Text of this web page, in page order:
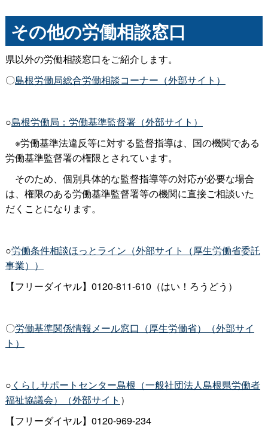
その他の労働相談窓口
県以外の労働相談窓口をご紹介します。
〇島根労働局総合労働相談コーナー（外部サイト）
○島根労働局：労働基準監督署（外部サイト）
※労働基準法違反等に対する監督指導は、国の機関である
労働基準監督署の権限とされています。
そのため、個別具体的な監督指導等の対応が必要な場合
は、権限のある労働基準監督署等の機関に直接ご相談いた
だくことになります。
○労働条件相談ほっとライン（外部サイト（厚生労働省委託
事業））
【フリーダイヤル】0120-811-610 （はい！ろうどう）
〇労働基準関係情報メール窓口（厚生労働省）（外部サイ
ト）
○ くらしサポートセンター島根（一般社団法人島根県労働者
福祉協議会）（外部サイト ）
【フリーダイヤル】 0120-969-234